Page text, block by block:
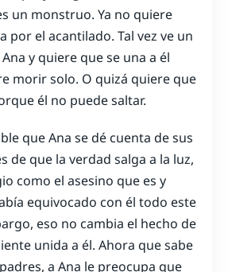
un monstruo. Ya no quiere
por el acantilado. Tal vez ve un
y quiere que se una a él
morir solo. O quizá quiere que
él no puede saltar.
que Ana se dé cuenta de sus
de que la verdad salga a la luz,
como el asesino que es y
equivocado con él todo este
eso no cambia el hecho de
unida a él. Ahora que sabe
a Ana le preocupa que